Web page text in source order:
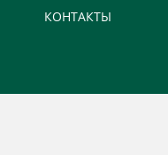
КОНТАКТЫ